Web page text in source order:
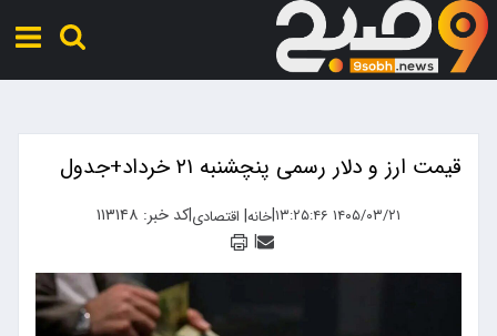
قیمت ارز و دلار رسمی پنچشنبه ۲۱ خرداد+جدول
۱۴۰۵/۰۳/۲۱ ۱۳:۲۵:۴۶ |خانه| اقتصادی|کد خبر: ۱۱۳۱۴۸
|